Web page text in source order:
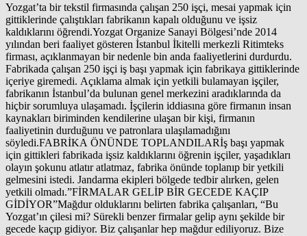
Yozgat’ta bir tekstil firmasında çalışan 250 işçi, mesai yapmak için
gittiklerinde çalıştıkları fabrikanın kapalı olduğunu ve işsiz
kaldıklarını öğrendi.Yozgat Organize Sanayi Bölgesi’nde 2014
yılından beri faaliyet gösteren İstanbul İkitelli merkezli Ritimteks
firması, açıklanmayan bir nedenle bin anda faaliyetlerini durdurdu.
Fabrikada çalışan 250 işçi iş başı yapmak için fabrikaya gittiklerinde
içeriye giremedi. Açıklama almak için yetkili bulamayan işçiler,
fabrikanın İstanbul’da bulunan genel merkezini aradıklarında da
hiçbir sorumluya ulaşamadı. İşçilerin iddiasına göre firmanın insan
kaynakları biriminden kendilerine ulaşan bir kişi, firmanın
faaliyetinin durduğunu ve patronlara ulaşılamadığını
söyledi.FABRİKA ÖNÜNDE TOPLANDILARİş başı yapmak
için gittikleri fabrikada işsiz kaldıklarını öğrenin işçiler, yaşadıkları
olayın şokunu atlatır atlatmaz, fabrika önünde toplanıp bir yetkili
gelmesini istedi. Jandarma ekipleri bölgede tedbir alırken, gelen
yetkili olmadı.”FİRMALAR GELİP BİR GECEDE KAÇIP
GİDİYOR”Mağdur olduklarını belirten fabrika çalışanları, “Bu
Yozgat’ın çilesi mi? Sürekli benzer firmalar gelip aynı şekilde bir
gecede kaçıp gidiyor. Biz çalışanlar hep mağdur ediliyoruz. Bize